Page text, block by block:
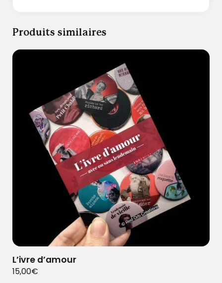
Produits similaires
L’ivre d’amour
15,00€